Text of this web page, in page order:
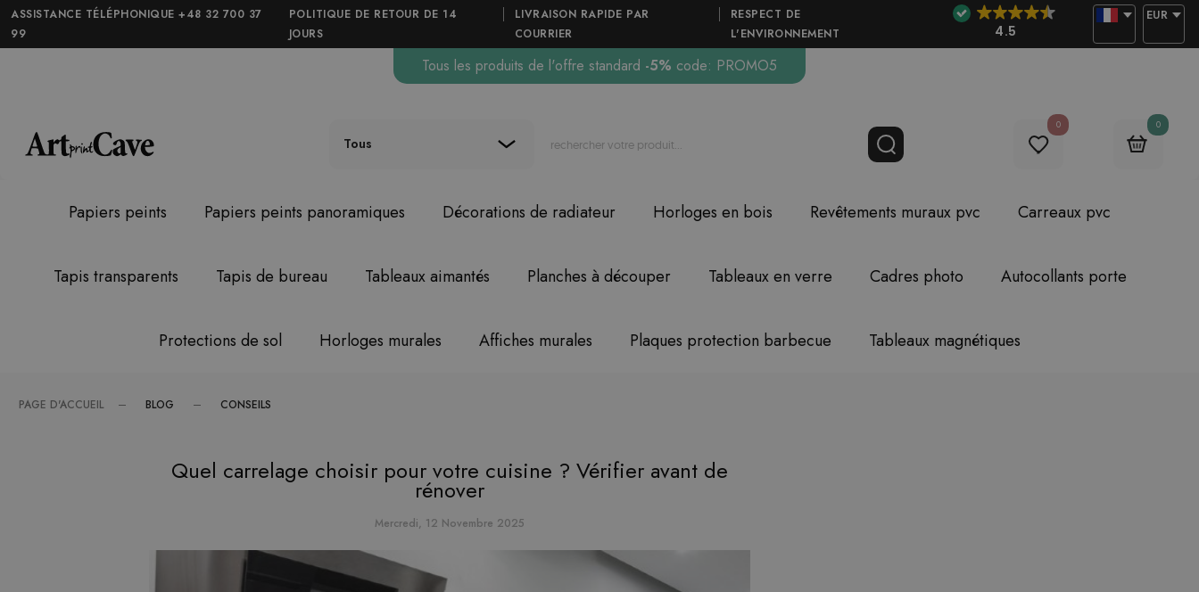
ASSISTANCE TÉLÉPHONIQUE +48 32 700 37
99
POLITIQUE DE RETOUR DE 14
JOURS
LIVRAISON RAPIDE PAR
COURRIER
RESPECT DE
L'ENVIRONNEMENT
4.5
EUR
Tous les produits de l'offre standard -5% code: PROMO5
Tous
0 0
Papiers peints Papiers peints panoramiques Décorations de radiateur Horloges en bois Revêtements muraux pvc Carreaux pvc
Tapis transparents Tapis de bureau Tableaux aimantés Planches à découper Tableaux en verre Cadres photo Autocollants porte
Protections de sol Horloges murales Affiches murales Plaques protection barbecue Tableaux magnétiques
PAGE D'ACCUEIL BLOG CONSEILS
Quel carrelage choisir pour votre cuisine ? Vérifier avant de
rénover
Mercredi, 12 Novembre 2025